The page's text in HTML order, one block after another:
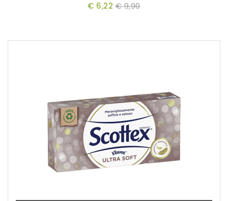
€ 6,22 € 9,90